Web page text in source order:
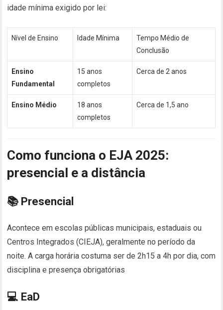
idade mínima exigido por lei:
Nível de Ensino Idade Mínima
Tempo Médio de
Conclusão
Ensino
Fundamental
15 anos
completos
Cerca de 2 anos
Ensino Médio
18 anos
completos
Cerca de 1,5 ano
Como funciona o EJA 2025:
presencial e a distância
📚 Presencial
Acontece em escolas públicas municipais, estaduais ou
Centros Integrados (CIEJA), geralmente no período da
noite. A carga horária costuma ser de 2h15 a 4h por dia, com
disciplina e presença obrigatórias
💻 EaD